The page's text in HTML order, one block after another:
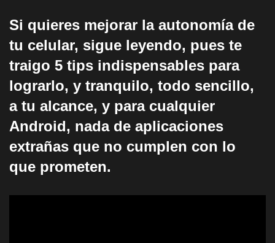
Si quieres mejorar la autonomía de
tu celular, sigue leyendo, pues te
traigo 5 tips indispensables para
lograrlo, y tranquilo, todo sencillo,
a tu alcance, y para cualquier
Android, nada de aplicaciones
extrañas que no cumplen con lo
que prometen.